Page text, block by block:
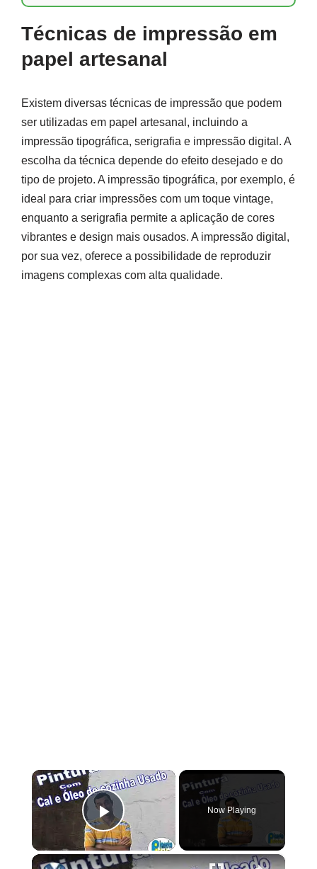
Técnicas de impressão em
papel artesanal
Existem diversas técnicas de impressão que podem
ser utilizadas em papel artesanal, incluindo a
impressão tipográfica, serigrafia e impressão digital. A
escolha da técnica depende do efeito desejado e do
tipo de projeto. A impressão tipográfica, por exemplo, é
ideal para criar impressões com um toque vintage,
enquanto a serigrafia permite a aplicação de cores
vibrantes e design mais ousados. A impressão digital,
por sua vez, oferece a possibilidade de reproduzir
imagens complexas com alta qualidade.
×
Play Video
Now Playing
×